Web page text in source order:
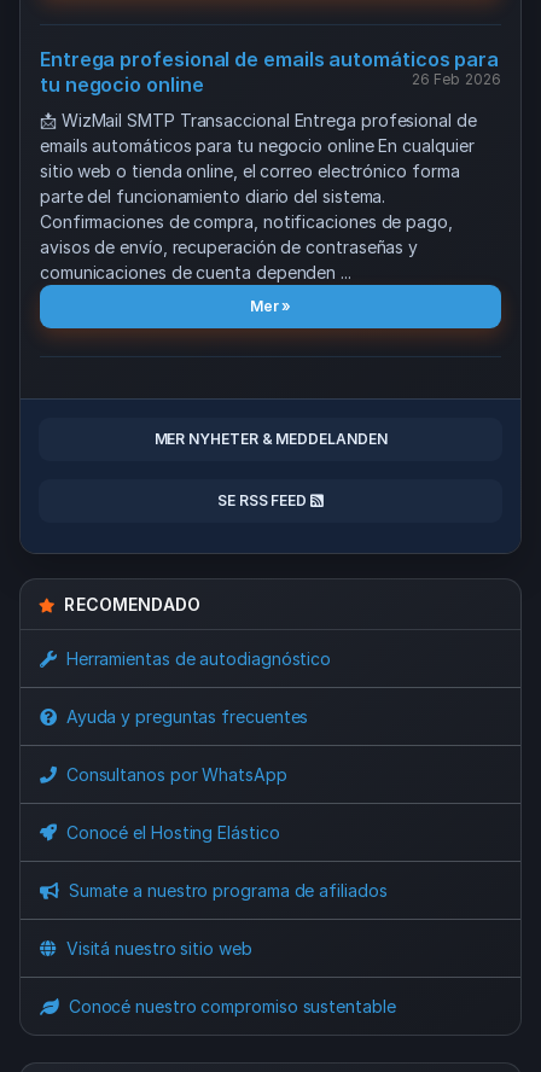
Entrega profesional de emails automáticos para
tu negocio online
26 Feb 2026
📩 WizMail SMTP Transaccional Entrega profesional de
emails automáticos para tu negocio online En cualquier
sitio web o tienda online, el correo electrónico forma
parte del funcionamiento diario del sistema.
Confirmaciones de compra, notificaciones de pago,
avisos de envío, recuperación de contraseñas y
comunicaciones de cuenta dependen ...
Mer »
MER NYHETER & MEDDELANDEN
SE RSS FEED
RECOMENDADO
Herramientas de autodiagnóstico
Ayuda y preguntas frecuentes
Consultanos por WhatsApp
Conocé el Hosting Elástico
Sumate a nuestro programa de afiliados
Visitá nuestro sitio web
Conocé nuestro compromiso sustentable